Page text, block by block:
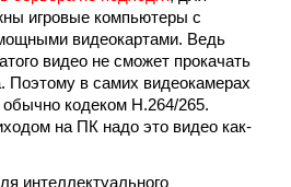
игровые компьютеры с
видеокартами. Ведь
видео не сможет прокачать
Поэтому в самих видеокамерах
кодеком H.264/265.
на ПК надо это видео как-
интеллектуального